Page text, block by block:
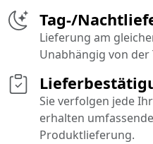
Tag-/
Lieferung am
Unabhängig von der
Sie verfolgen jede
erhalten
Produktlieferung.